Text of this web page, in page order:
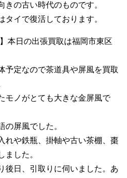
の古い時代のものです。
イで復活しております。
本日の出張買取は福岡市東区
予定なので茶道具や屏風を買取
モノがとても大きな金屏風で
の屏風でした。
れや鉄瓶、掛軸や古い茶棚、棗
ました。
後日、引取りに伺いました。あ